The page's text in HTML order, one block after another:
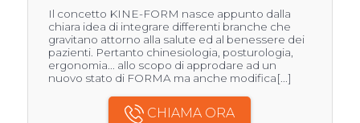
Il concetto KINE-FORM nasce appunto dalla
chiara idea di integrare differenti branche che
gravitano attorno alla salute ed al benessere dei
pazienti. Pertanto chinesiologia, posturologia,
ergonomia... allo scopo di approdare ad un
nuovo stato di FORMA ma anche modifica[...]
CHIAMA ORA